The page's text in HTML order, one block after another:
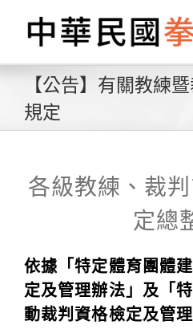
content
【公告】有關教練
規定
各級教練、裁
定總
依據「特定體育團體
定及管理辦法」及「
動裁判資格檢定及管